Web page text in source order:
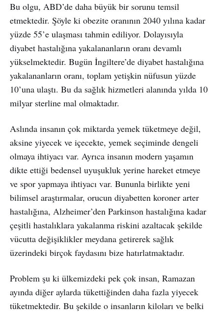
Bu olgu, ABD’de daha büyük bir sorunu temsil
etmektedir. Şöyle ki obezite oranının 2040 yılına kadar
yüzde 55’e ulaşması tahmin ediliyor. Dolayısıyla
diyabet hastalığına yakalananların oranı devamlı
yükselmektedir. Bugün İngiltere’de diyabet hastalığına
yakalananların oranı, toplam yetişkin nüfusun yüzde
10’una ulaştı. Bu da sağlık hizmetleri alanında yılda 10
milyar sterline mal olmaktadır.
Aslında insanın çok miktarda yemek tüketmeye değil,
aksine yiyecek ve içecekte, yemek seçiminde dengeli
olmaya ihtiyacı var. Ayrıca insanın modern yaşamın
dikte ettiği bedensel uyuşukluk yerine hareket etmeye
ve spor yapmaya ihtiyacı var. Bununla birlikte yeni
bilimsel araştırmalar, orucun diyabetten koroner arter
hastalığına, Alzheimer’den Parkinson hastalığına kadar
çeşitli hastalıklara yakalanma riskini azaltacak şekilde
vücutta değişiklikler meydana getirerek sağlık
üzerindeki birçok faydasını bize hatırlatmaktadır.
Problem şu ki ülkemizdeki pek çok insan, Ramazan
ayında diğer aylarda tükettiğinden daha fazla yiyecek
tüketmektedir. Bu şekilde o insanların kiloları ve belki